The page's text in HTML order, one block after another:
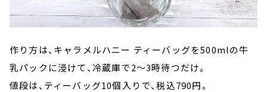
作り方は、キャラメルハニー ティーバッグを500mlの牛
乳パックに浸けて、冷蔵庫で2～3時待つだけ。
値段は、ティーバッグ10個入りで、税込790円。